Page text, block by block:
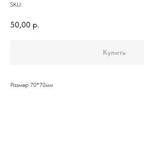
SKU:
50,00 р.
Купить
Размер 70*70мм